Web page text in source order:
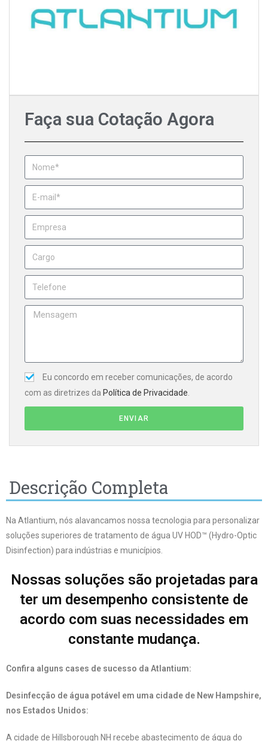
Faça sua Cotação Agora
Eu concordo em receber comunicações, de acordo
com as diretrizes da Política de Privacidade.
ENVIAR
Descrição Completa
Na Atlantium, nós alavancamos nossa tecnologia para personalizar
soluções superiores de tratamento de água UV HOD™ (Hydro-Optic
Disinfection) para indústrias e municípios.
Nossas soluções são projetadas para
ter um desempenho consistente de
acordo com suas necessidades em
constante mudança.
Confira alguns cases de sucesso da Atlantium:
Desinfecção de água potável em uma cidade de New Hampshire,
nos Estados Unidos:
A cidade de Hillsborough NH recebe abastecimento de água do